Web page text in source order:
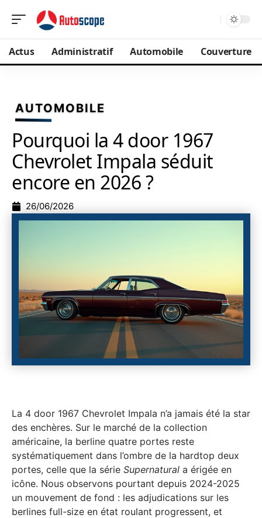
Actus Administratif Automobile Couverture
AUTOMOBILE
Pourquoi la 4 door 1967
Chevrolet Impala séduit
encore en 2026 ?
26/06/2026
La 4 door 1967 Chevrolet Impala n’a jamais été la star
des enchères. Sur le marché de la collection
américaine, la berline quatre portes reste
systématiquement dans l’ombre de la hardtop deux
portes, celle que la série Supernatural a érigée en
icône. Nous observons pourtant depuis 2024-2025
un mouvement de fond : les adjudications sur les
berlines full-size en état roulant progressent, et